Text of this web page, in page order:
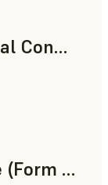
Flame Retardant Electrical Connector (Form 4)
High Temp Mixing Nozzle (Form 4)